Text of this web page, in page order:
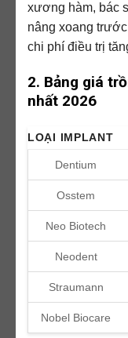
xương hàm, bác
nâng xoang
chi phí điều trị
2. Bảng giá
nhất 2026
LOẠI IMPLANT
Dentium
Osstem
Neo Biotech
Neodent
Straumann
Nobel Biocare